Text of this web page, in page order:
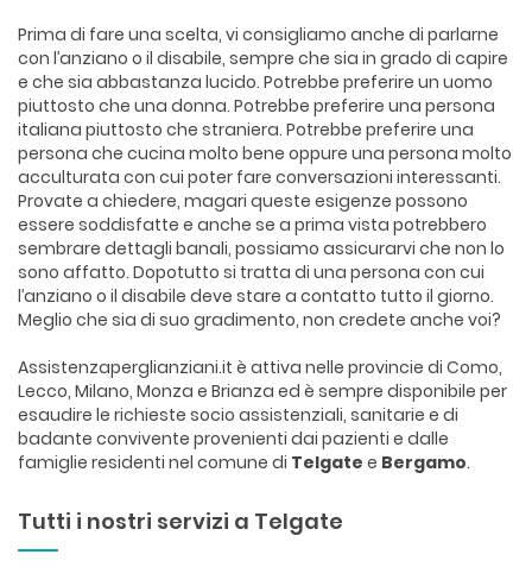
Prima di fare una scelta, vi consigliamo anche di parlarne
con l’anziano o il disabile, sempre che sia in grado di capire
e che sia abbastanza lucido. Potrebbe preferire un uomo
piuttosto che una donna. Potrebbe preferire una persona
italiana piuttosto che straniera. Potrebbe preferire una
persona che cucina molto bene oppure una persona molto
acculturata con cui poter fare conversazioni interessanti.
Provate a chiedere, magari queste esigenze possono
essere soddisfatte e anche se a prima vista potrebbero
sembrare dettagli banali, possiamo assicurarvi che non lo
sono affatto. Dopotutto si tratta di una persona con cui
l’anziano o il disabile deve stare a contatto tutto il giorno.
Meglio che sia di suo gradimento, non credete anche voi?
Assistenzaperglianziani.it è attiva nelle provincie di Como,
Lecco, Milano, Monza e Brianza ed è sempre disponibile per
esaudire le richieste socio assistenziali, sanitarie e di
badante convivente provenienti dai pazienti e dalle
famiglie residenti nel comune di Telgate e Bergamo.
Tutti i nostri servizi a Telgate